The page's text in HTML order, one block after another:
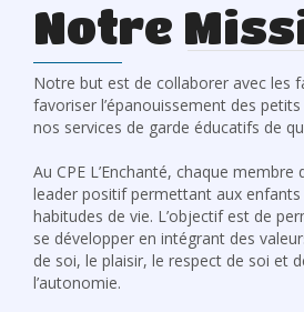
Notre
Notre but est de collaborer avec les
favoriser l’épanouissement des
nos services de garde éducatifs de
Au CPE L’Enchanté, chaque
leader positif permettant aux enfants
habitudes de vie. L’objectif est de
se développer en intégrant des
de soi, le plaisir, le respect de soi et
l’autonomie.